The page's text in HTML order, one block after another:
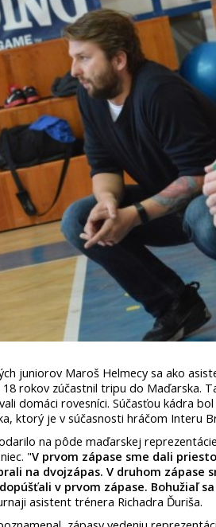
juniorov Maroš Helmecy sa ako
rokov zúčastnil tripu do Maďarska.
domáci rovesníci. Súčasťou kádra bol
ktorý je v súčasnosti hráčom Interu
na pôde maďarskej
"V prvom zápase sme dali
na dvojzápas. V druhom zápase
v prvom zápase. Bohužiaľ
asistent trénera Richadra Ďuriša.